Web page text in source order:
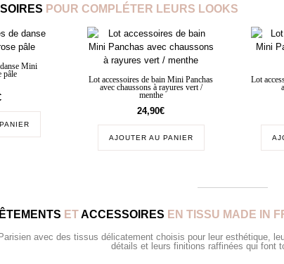
POUR COMPLÉTER LEURS LOOKS
Mini
pâle
Lot accessoires de bain Mini Panchas
avec chaussons à rayures vert /
menthe
24,90€
AJOUTER AU PANIER
Lot
ETACCESSOIRES EN TISSU MADE IN
avec des tissus délicatement choisis pour leur esthétique,
détails et leurs finitions raffinées qui font